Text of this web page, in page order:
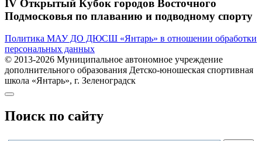
IV Открытый Кубок городов Восточного
Подмосковья по плаванию и подводному спорту
Политика МАУ ДО ДЮСШ «Янтарь» в отношении обработки
персональных данных
© 2013-2026 Муниципальное автономное учреждение
дополнительного образования Детско-юношеская спортивная
школа «Янтарь», г. Зеленоградск
Поиск по сайту